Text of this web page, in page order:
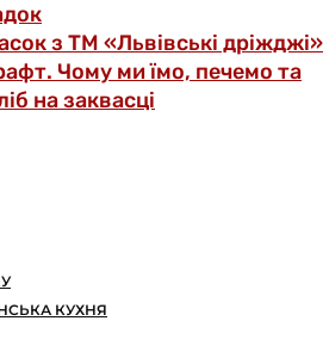
з ТМ «Львівські дріжджі»
Чому ми їмо, печемо та
на заквасці
КУХНЯ